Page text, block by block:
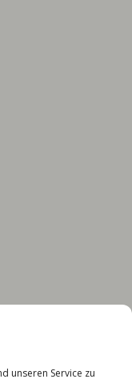
unseren Service zu